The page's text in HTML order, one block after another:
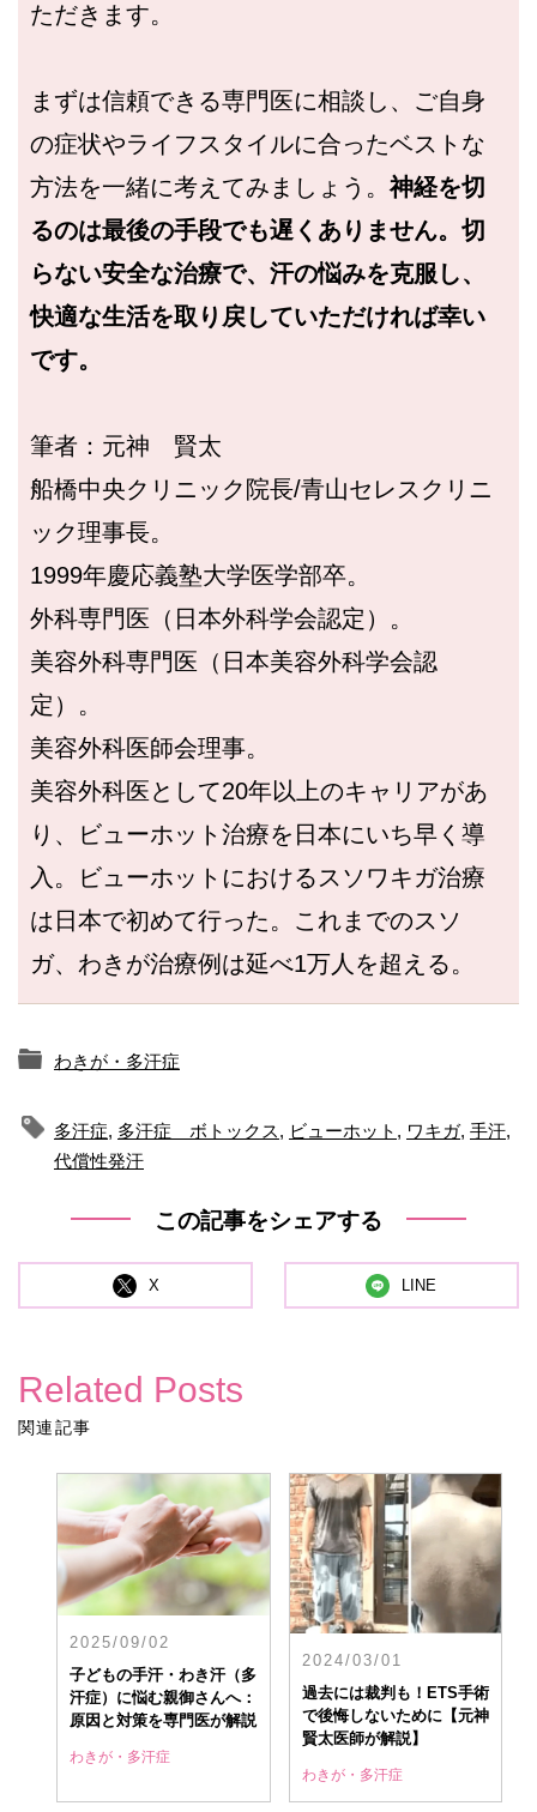
ただきます。
まずは信頼できる専門医に相談し、ご自身
の症状やライフスタイルに合ったベストな
方法を一緒に考えてみましょう。神経を切
るのは最後の手段でも遅くありません。切
らない安全な治療で、汗の悩みを克服し、
快適な生活を取り戻していただければ幸い
です。
筆者：元神 賢太
船橋中央クリニック院長/青山セレスクリニ
ック理事長。
1999年慶応義塾大学医学部卒。
外科専門医（日本外科学会認定）。
美容外科専門医（日本美容外科学会認
定）。
美容外科医師会理事。
美容外科医として20年以上のキャリアがあ
り、ビューホット治療を日本にいち早く導
入。ビューホットにおけるスソワキガ治療
は日本で初めて行った。これまでのスソ
ガ、わきが治療例は延べ1万人を超える。
わきが・多汗症
多汗症, 多汗症 ボトックス, ビューホット , ワキガ, 手汗,
代償性発汗
この記事をシェアする
X LINE
Related Posts
関連記事
2025/09/02
子どもの手汗・わき汗（多
汗症）に悩む親御さんへ：
原因と対策を専門医が解説
わきが・多汗症
2024/03/01
過去には裁判も！ETS手術
で後悔しないために【元神
賢太医師が解説】
わきが・多汗症